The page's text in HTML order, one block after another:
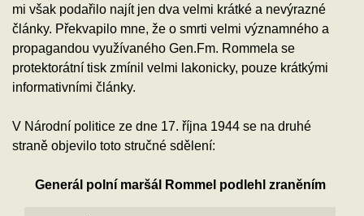
mi však podařilo najít jen dva velmi krátké a nevýrazné
články. Překvapilo mne, že o smrti velmi významného a
propagandou využívaného Gen.Fm. Rommela se
protektorátní tisk zmínil velmi lakonicky, pouze krátkými
informativními články.
V Národní politice ze dne 17. října 1944 se na druhé
straně objevilo toto stručné sdělení:
Generál polní maršál Rommel podlehl zraněním